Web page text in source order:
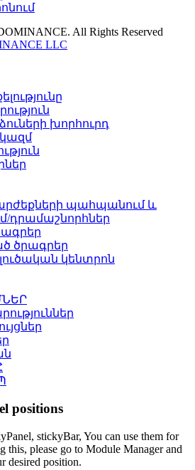
All Rights Reserved
LLC
խորհուրդ
պահպանում և
դրամաշնորհներ
ծրագրեր
կենտրոն
positions
stickyBar, You can use them for
this, please go to Module Manager and
desired position.